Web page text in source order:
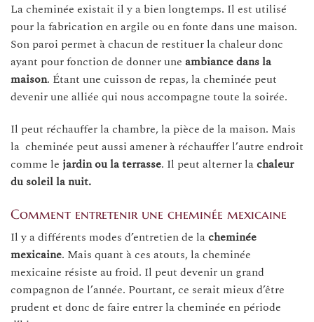
La cheminée existait il y a bien longtemps. Il est utilisé
pour la fabrication en argile ou en fonte dans une maison.
Son paroi permet à chacun de restituer la chaleur donc
ayant pour fonction de donner une ambiance dans la
maison. Étant une cuisson de repas, la cheminée peut
devenir une alliée qui nous accompagne toute la soirée.
Il peut réchauffer la chambre, la pièce de la maison. Mais
la cheminée peut aussi amener à réchauffer l’autre endroit
comme le jardin ou la terrasse. Il peut alterner lachaleur
du soleil la nuit.
Comment entretenir une cheminée mexicaine
Il y a différents modes d’entretien de lacheminée
mexicaine. Mais quant à ces atouts, la cheminée
mexicaine résiste au froid. Il peut devenir un grand
compagnon de l’année. Pourtant, ce serait mieux d’être
prudent et donc de faire entrer la cheminée en période